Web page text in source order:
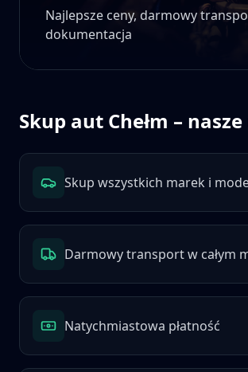
Najlepsze ceny, darmowy
dokumentacja
Skup aut Chełm – nasze
Skup wszystkich marek i
Darmowy transport w całym
Natychmiastowa płatność